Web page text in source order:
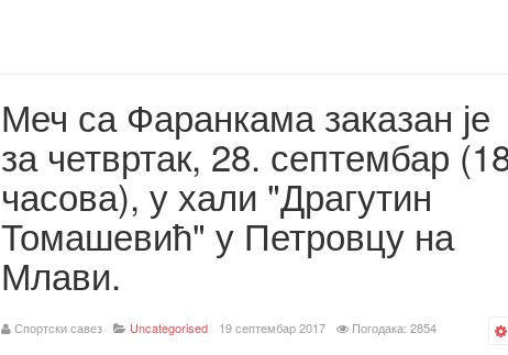
Меч са Фаранкама заказан је
за четвртак, 28. септембар
часова), у хали "Драгутин
Томашевић" у Петровцу на
Млави.
Спортски савез Uncategorised 19 септембар 2017 Погодака: 2854